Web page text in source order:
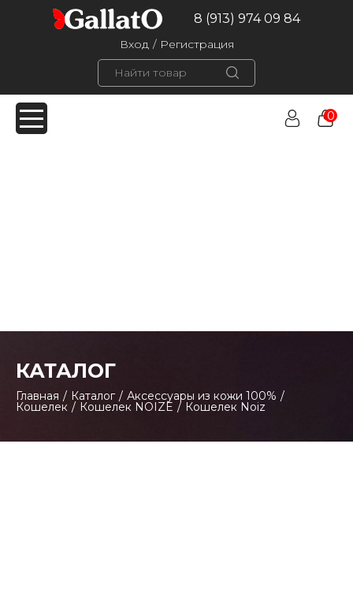
8 (913) 974 09 84
Вход / Регистрация
0
КАТАЛОГ
Главная / Каталог / Аксессуары из кожи 100% /
Кошелек / Кошелек NOIZE / Кошелек Noiz